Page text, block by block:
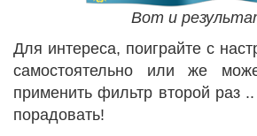
Вот и
Для интереса, поиграйте с
самостоятельно или же
применить фильтр второй раз
порадовать!